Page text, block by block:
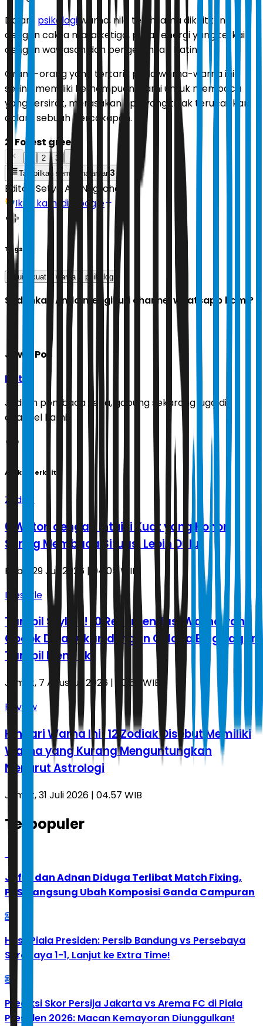
Dalam psikologi warna, nila telah lama dikaitkan
dengan cakra mata ketiga, pusat energi yang terkait
dengan wawasan dan pengetahuan batin.
Orang-orang yang tertarik pada warna-warna ini
sering memiliki kemampuan alami untuk membaca
yang tersirat, merasakan apa yang tidak terucapkan
dalam sebuah percakapan.
2. Forest green
2
3
Tampilkan semua halaman 3
Editor: Setyo Adi Nugroho
Ikuti kami di Google
Tags
intuisi kuat warna psikologi
Sudahkah Anda mengikuti channel whatsapp kami?
Jawa Pos
Ikuti
Jadilah pembaca setia, gabung sekarang juga di
channel kami!
Artikel Terkait
Zodiak
6 Weton dengan Intuisi Kuat yang Konon
Sering Membaca Situasi Lebih Dulu
Rabu, 29 Juli 2026 | 04.05 WIB
Lifestyle
Tampil Stylish! 10 Rekomendasi Warna yang
Cocok Dipadukan dengan Celana Beige agar
Tampil Menarik
Jumat, 7 Agustus 2026 | 00.52 WIB
Review
Hindari Warna Ini! 12 Zodiak Disebut Memiliki
Warna yang Kurang Menguntungkan
Menurut Astrologi
Jumat, 31 Juli 2026 | 04.57 WIB
Terpopuler
Jafar dan Adnan Diduga Terlibat Match Fixing,
PBSI Langsung Ubah Komposisi Ganda Campuran
2
Hasil Piala Presiden: Persib Bandung vs Persebaya
Surabaya 1-1, Lanjut ke Extra Time!
3
Prediksi Skor Persija Jakarta vs Arema FC di Piala
Presiden 2026: Macan Kemayoran Diunggulkan!